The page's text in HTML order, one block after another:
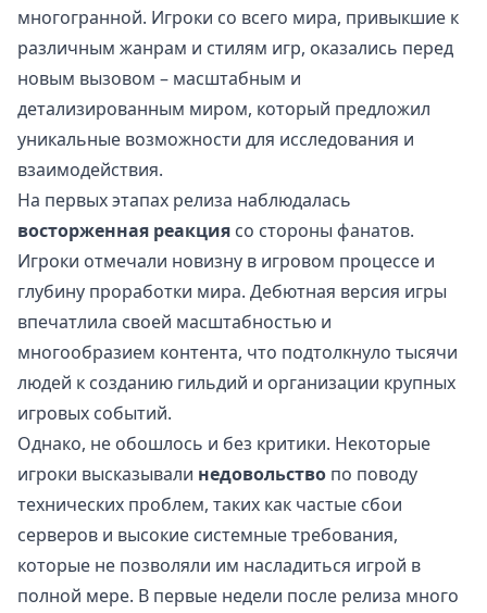
многогранной. Игроки со всего мира, привыкшие к
различным жанрам и стилям игр, оказались перед
новым вызовом – масштабным и
детализированным миром, который предложил
уникальные возможности для исследования и
взаимодействия.
На первых этапах релиза наблюдалась
восторженная реакция со стороны фанатов.
Игроки отмечали новизну в игровом процессе и
глубину проработки мира. Дебютная версия игры
впечатлила своей масштабностью и
многообразием контента, что подтолкнуло тысячи
людей к созданию гильдий и организации крупных
игровых событий.
Однако, не обошлось и без критики. Некоторые
игроки высказывали недовольство по поводу
технических проблем, таких как частые сбои
серверов и высокие системные требования,
которые не позволяли им насладиться игрой в
полной мере. В первые недели после релиза много